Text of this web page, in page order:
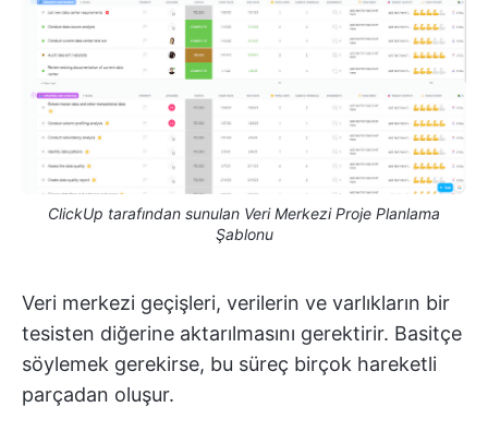
ClickUp tarafından sunulan Veri Merkezi Proje Planlama
Şablonu
Veri merkezi geçişleri, verilerin ve varlıkların bir
tesisten diğerine aktarılmasını gerektirir. Basitçe
söylemek gerekirse, bu süreç birçok hareketli
parçadan oluşur.